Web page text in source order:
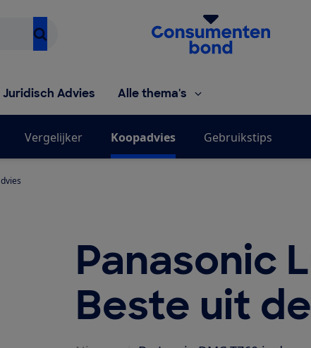
Homepage van de
Juridisch Advies Alle thema's
Vergelijker Koopadvies Gebruikstips
Panasonic
Beste uit